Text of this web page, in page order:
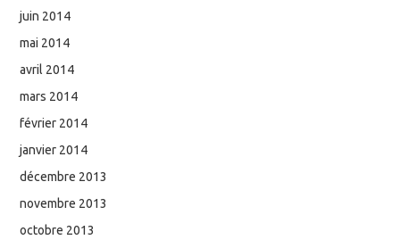
juin 2014
mai 2014
avril 2014
mars 2014
février 2014
janvier 2014
décembre 2013
novembre 2013
octobre 2013